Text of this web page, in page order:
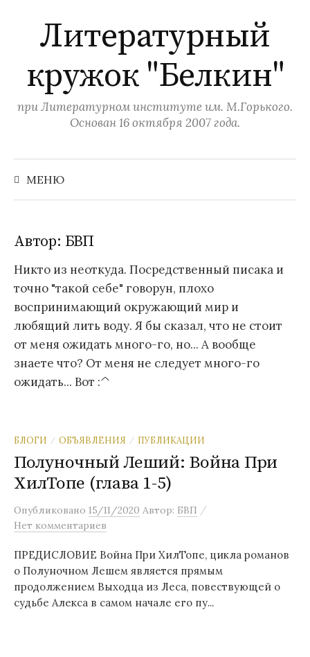
т
с
о
д
р
и
м
о
м
у
Литературный
кружок "Белкин"
при Литературном институте им. М.Горького.
Основан 16 октября 2007 года.
МЕНЮ
Автор: БВП
Никто из неоткуда. Посредственный писака и
точно "такой себе" говорун, плохо
воспринимающий окружающий мир и
любящий лить воду. Я бы сказал, что не стоит
от меня ожидать много-го, но... А вообще
знаете что? От меня не следует много-го
ожидать... Вот :^
БЛОГИ / ОБЪЯВЛЕНИЯ / ПУБЛИКАЦИИ
Полуночный Леший: Война При
ХилТопе (глава 1-5)
Опубликовано 15/11/2020 Автор: БВП /
Нет комментариев
ПРЕДИСЛОВИЕ Война При ХилТопе, цикла романов
о Полуночном Лешем является прямым
продолжением Выходца из Леса, повествующей о
судьбе Алекса в самом начале его пу...